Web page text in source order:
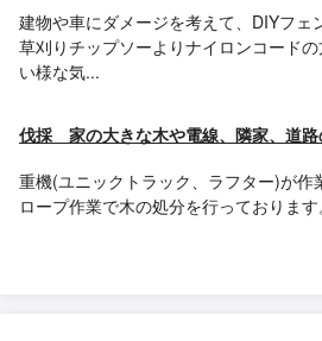
建物や車にダメージを考えて、DIYフェ
草刈りチップソーよりナイロンコード
い様な気...
伐採 家の大きな木や電線、隣家、道路
重機(ユニックトラック、ラフター)が作
ロープ作業で木の処分を行っております